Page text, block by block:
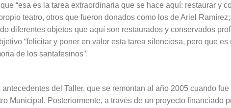
“esa es la tarea extraordinaria que se hace aquí: restaurar y
teatro, otros que fueron donados como los de Ariel
diferentes objetos que aquí son restaurados y conservados
“felicitar y poner en valor esta tarea silenciosa, pero que es
de los santafesinos”.
del Taller, que se remontan al año 2005 cuando
Municipal. Posteriormente, a través de un proyecto financiado